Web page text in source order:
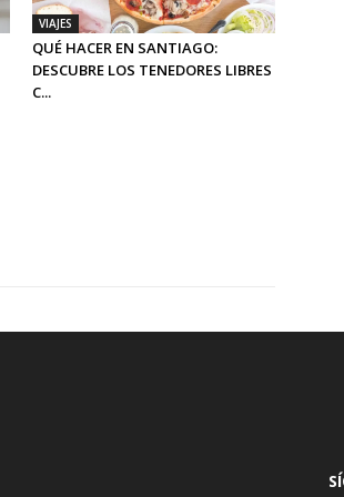
VIAJES
QUÉ HACER EN SANTIAGO:
DESCUBRE LOS TENEDORES LIBRES
C...